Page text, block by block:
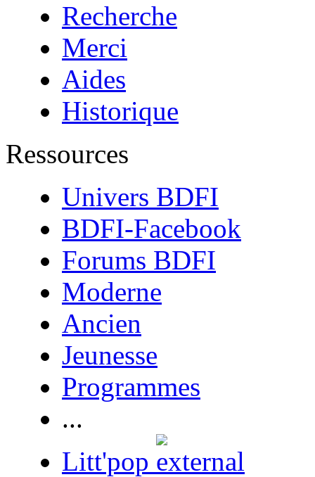
Recherche
Merci
Aides
Historique
Ressources
Univers BDFI
BDFI-Facebook
Forums BDFI
Moderne
Ancien
Jeunesse
Programmes
...
Litt'pop